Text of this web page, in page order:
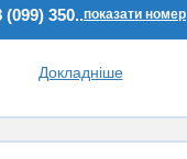
(099) 350..показати номер
Докладніше